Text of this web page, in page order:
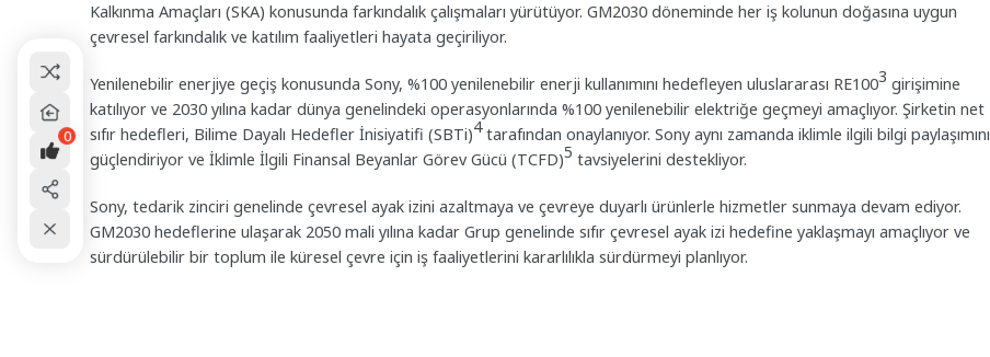
Kalkınma Amaçları (SKA) konusunda farkındalık çalışmaları yürütüyor. GM2030 döneminde her iş kolunun doğasına uygun
çevresel farkındalık ve katılım faaliyetleri hayata geçiriliyor.
Yenilenebilir enerjiye geçiş konusunda Sony, %100 yenilenebilir enerji kullanımını hedefleyen uluslararası RE1003 girişimine
katılıyor ve 2030 yılına kadar dünya genelindeki operasyonlarında %100 yenilenebilir elektriğe geçmeyi amaçlıyor. Şirketin net
sıfır hedefleri, Bilime Dayalı Hedefler İnisiyatifi (SBTi)4tarafından onaylanıyor. Sony aynı zamanda iklimle ilgili bilgi paylaşımını
güçlendiriyor ve İklimle İlgili Finansal Beyanlar Görev Gücü (TCFD)5 tavsiyelerini destekliyor.
Sony, tedarik zinciri genelinde çevresel ayak izini azaltmaya ve çevreye duyarlı ürünlerle hizmetler sunmaya devam ediyor.
GM2030 hedeflerine ulaşarak 2050 mali yılına kadar Grup genelinde sıfır çevresel ayak izi hedefine yaklaşmayı amaçlıyor ve
sürdürülebilir bir toplum ile küresel çevre için iş faaliyetlerini kararlılıkla sürdürmeyi planlıyor.
0